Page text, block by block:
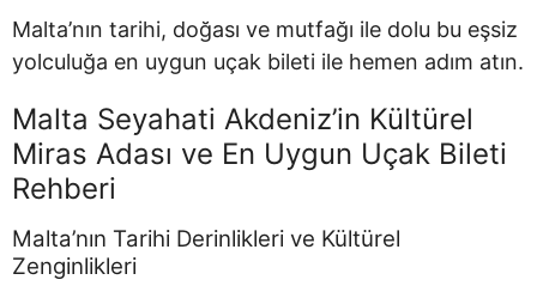
Malta’nın tarihi, doğası ve mutfağı ile dolu bu eşsiz
yolculuğa en uygun uçak bileti ile hemen adım atın.
Malta Seyahati Akdeniz’in Kültürel
Miras Adası ve En Uygun Uçak Bileti
Rehberi
Malta’nın Tarihi Derinlikleri ve Kültürel
Zenginlikleri